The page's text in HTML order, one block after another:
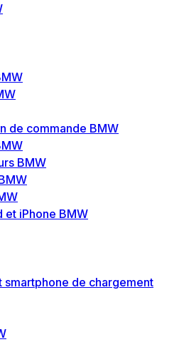
de commande BMW
BMW
et iPhone BMW
smartphone de chargement